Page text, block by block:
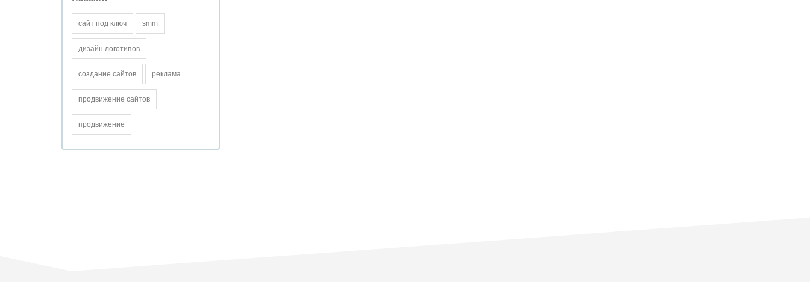
сайт под ключ smm
дизайн логотипов
создание сайтов реклама
продвижение сайтов
продвижение